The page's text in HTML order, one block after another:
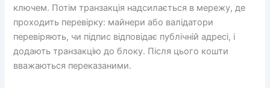
ключем. Потім транзакція надсилається в мережу, де
проходить перевірку: майнери або валідатори
перевіряють, чи підпис відповідає публічній адресі, і
додають транзакцію до блоку. Після цього кошти
вважаються переказаними.